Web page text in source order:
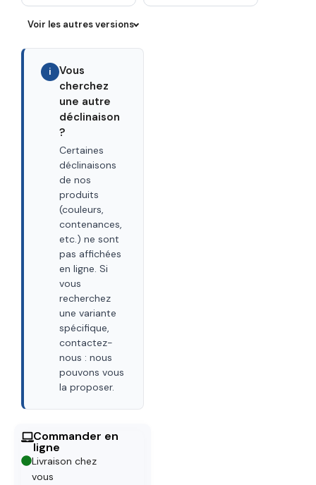
Voir les autres versions
i
Vous
cherchez
une autre
déclinaison
?
Certaines
déclinaisons
de nos
produits
(couleurs,
contenances,
etc.) ne sont
pas affichées
en ligne. Si
vous
recherchez
une variante
spécifique,
contactez-
nous : nous
pouvons vous
la proposer.
Commander en
ligne
Livraison chez
vous